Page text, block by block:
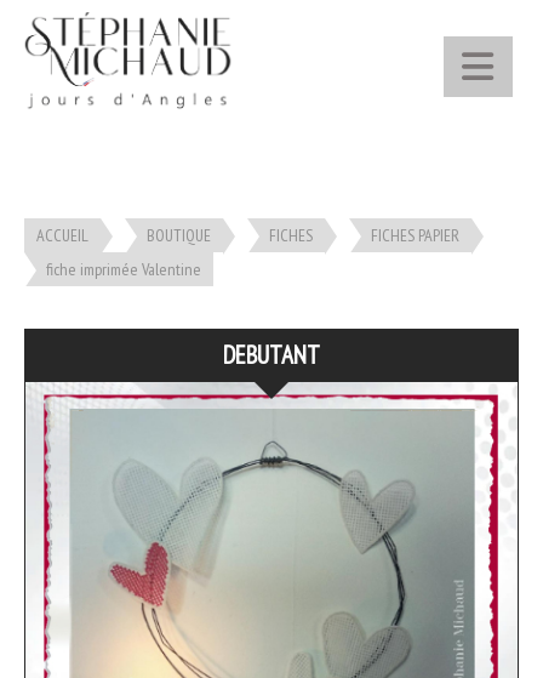
ACCUEIL BOUTIQUE FICHES
FICHES PAPIER
fiche imprimée Valentine
DEBUTANT
Panneau de gestion des cookies